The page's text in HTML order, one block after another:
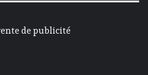
de publicité